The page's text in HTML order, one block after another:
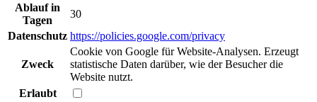
Ablauf in
Tagen
30
Datenschutz https://policies.google.com/privacy
Zweck
Cookie von Google für Website-Analysen. Erzeugt
statistische Daten darüber, wie der Besucher die
Website nutzt.
Erlaubt